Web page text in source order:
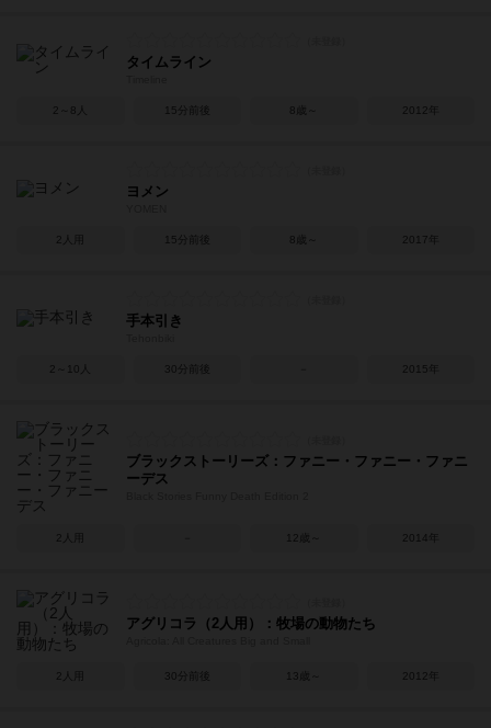
タイムライン
2～8人 15分前後 8歳～ 2012年
ヨメン
2人用 15分前後 8歳～ 2017年
手本引き
2～10人 30分前後 2015年
ブラックストーリーズ：ファニー・ファニー・ファニ
ーデス
2人用 12歳～ 2014年
アグリコラ（2人用）：牧場の動物たち
2人用 30分前後 13歳～ 2012年